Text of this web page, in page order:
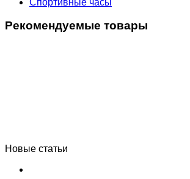
Рекомендуемые товары
Новые статьи